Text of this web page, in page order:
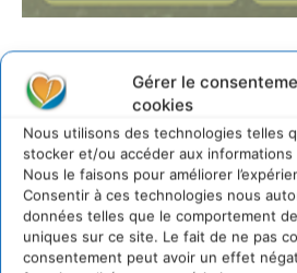
Gérer le
cookies
Nous utilisons des technologies telles
stocker et/ou accéder aux informations
Nous le faisons pour améliorer
Consentir à ces technologies nous
données telles que le comportement
uniques sur ce site. Le fait de ne pas
consentement peut avoir un effet
LAISSER UN COMMENTAIRE
CONNECTER POUR LAISSER